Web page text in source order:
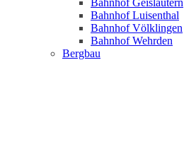
Bahnhof Geislautern
Bahnhof Luisenthal
Bahnhof Völklingen
Bahnhof Wehrden
Bergbau